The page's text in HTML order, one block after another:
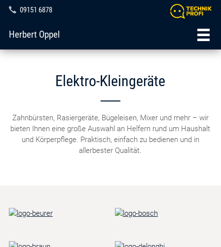
09151 6878
Herbert Oppel
Elektro-Kleingeräte
Zahnbürsten, Rasiergeräte, Bügeleisen, Mixer und mehr – wir
bieten Ihnen eine große Auswahl an Helfern rund um Haushalt
und Körperpflege. Praktisch, einfach zu bedienen und in
allerbester Qualität.